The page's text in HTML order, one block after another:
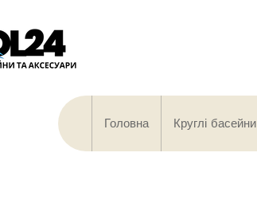
Головна Круглі басейни